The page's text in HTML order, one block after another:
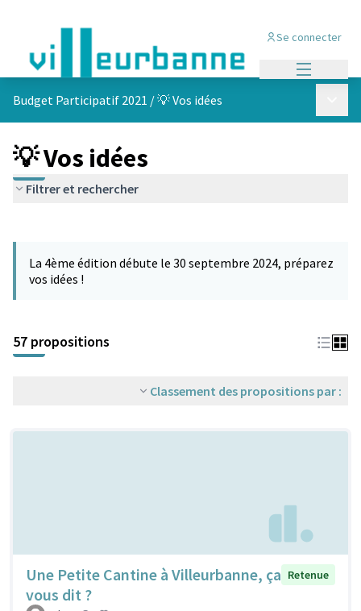
Se connecter
Budget Participatif 2021 /💡 Vos idées
💡 Vos idées
Filtrer et rechercher
La 4ème édition débute le 30 septembre 2024, préparez
vos idées !
57 propositions
Classement des propositions par :
Une Petite Cantine à Villeurbanne, ça
vous dit ?
Retenue